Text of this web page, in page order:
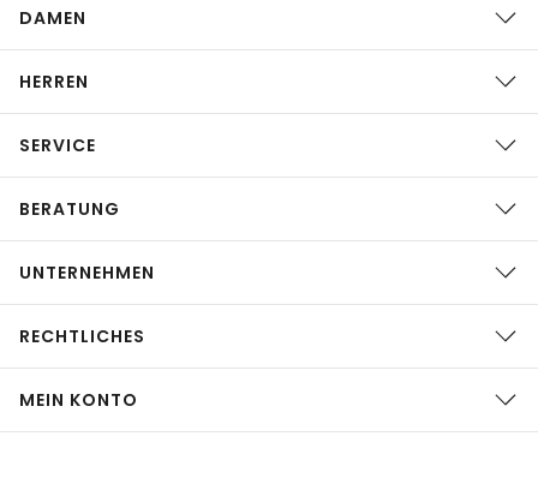
DAMEN
HERREN
SERVICE
BERATUNG
UNTERNEHMEN
RECHTLICHES
MEIN KONTO